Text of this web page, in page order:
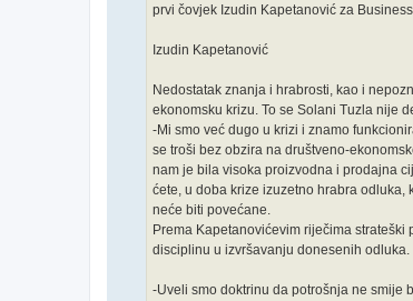
prvi čovjek Izudin Kapetanović za
Izudin Kapetanović
Nedostatak znanja i hrabrosti, kao i
ekonomsku krizu. To se Solani Tuzla nije
-Mi smo već dugo u krizi i znamo
se troši bez obzira na društveno-
nam je bila visoka proizvodna i prodajna
ćete, u doba krize izuzetno hrabra
neće biti povećane.
Prema Kapetanovićevim riječima
disciplinu u izvršavanju donesenih odluka.
-Uveli smo doktrinu da potrošnja ne smije